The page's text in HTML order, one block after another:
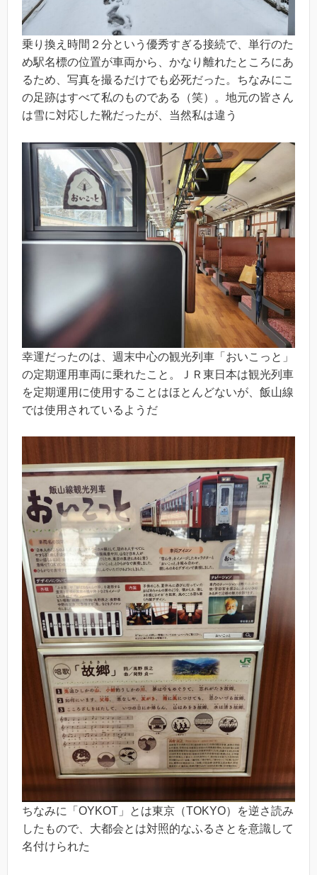
乗り換え時間２分という優秀すぎる接続で、単行のた
め駅名標の位置が車両から、かなり離れたところにあ
るため、写真を撮るだけでも必死だった。ちなみにこ
の足跡はすべて私のものである（笑）。地元の皆さん
は雪に対応した靴だったが、当然私は違う
幸運だったのは、週末中心の観光列車「おいこっと」
の定期運用車両に乗れたこと。ＪＲ東日本は観光列車
を定期運用に使用することはほとんどないが、飯山線
では使用されているようだ
ちなみに「OYKOT」とは東京（TOKYO）を逆さ読み
したもので、大都会とは対照的なふるさとを意識して
名付けられた